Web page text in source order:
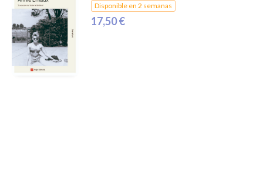
Disponible en 2 semanas
17,50 €